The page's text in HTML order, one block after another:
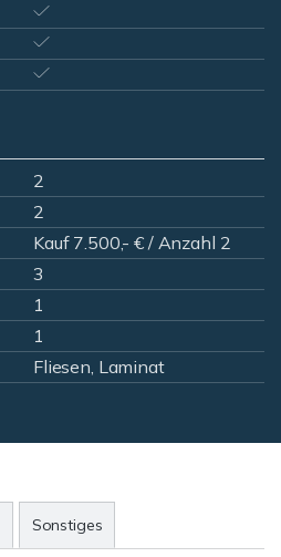
2
2
Kauf 7.500,- € / Anzahl 2
3
1
1
Fliesen, Laminat
Sonstiges